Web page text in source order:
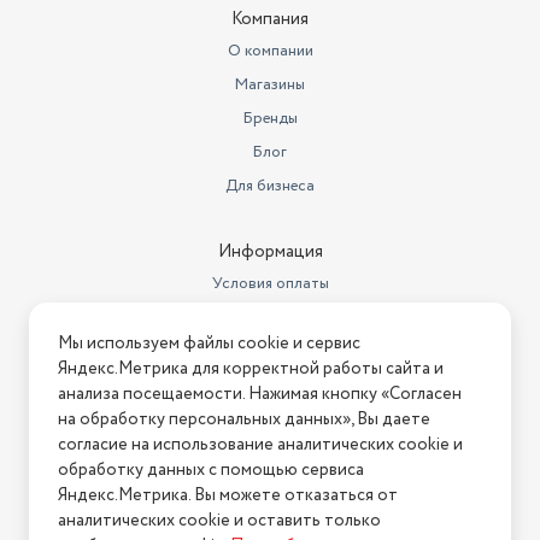
48
62 дБ
Максимальное время отсрочки
24 часа
Габариты (ШxГxВ)
60х43х84.7 см
Потребляемая энергия
1 кВт*ч/кг
Дополнительные функции
очистка барабана, выбор
скорости отжима, сигнал
окончания стирки, контроль
Компания
О компании
Магазины
Бренды
Блог
Для бизнеса
Информация
Условия оплаты
Условия возврата
Нашли ошибку на сайте? Напишите нам
2026 © Интернет-магазин "АстМаркет". У нас есть всё!
Политика конфиденциальности
Мы используем файлы cookie и сервис
Яндекс.Метрика для корректной работы сайта и
анализа посещаемости. Нажимая кнопку «Согласен
на обработку персональных данных», Вы даете
согласие на использование аналитических cookie и
обработку данных с помощью сервиса
Яндекс.Метрика. Вы можете отказаться от
аналитических cookie и оставить только